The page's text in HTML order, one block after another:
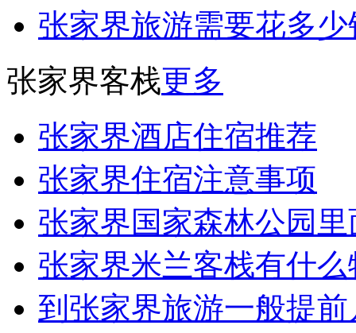
张家界旅游需要花多
张家界客栈更多
张家界酒店住宿推荐
张家界住宿注意事项
张家界国家森林公园
张家界米兰客栈有什
到张家界旅游一般提